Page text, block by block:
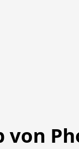
von